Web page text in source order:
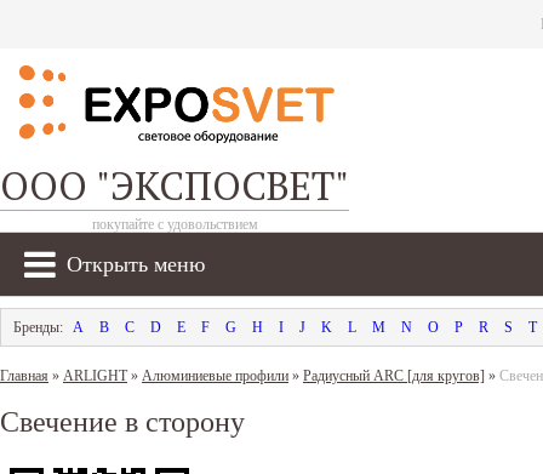
ООО "ЭКСПОСВЕТ"
покупайте с удовольствием
Открыть меню
A B C D E F G H I J K L M N O P R S T
Главная » ARLIGHT» Алюминиевые профили » Радиусный ARC [для кругов] »
Свечение в сторону